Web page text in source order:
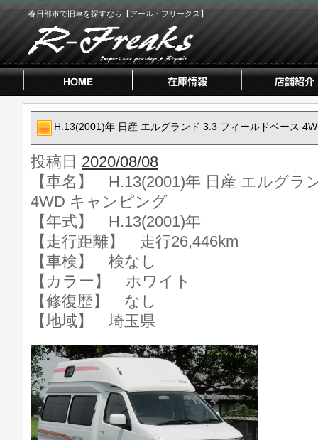
春日部市で旧車を探すなら【アール・フリークス】
H.13(2001)年 日産 エルグランド 3.3 フィールドベース
投稿日 2020/08/08
【車名】 H.13(2001)年 日産 エルグラ
4WD キャンピング
【年式】 H.13(2001)年
【走行距離】 走行26,446km
【車検】 検なし
【カラー】 ホワイト
【修復歴】 なし
【地域】 埼玉県